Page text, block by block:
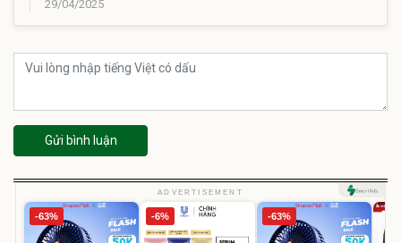
29/04/2025
Gửi bình luận
ADVERTISEMENT
-63% -6% -63%